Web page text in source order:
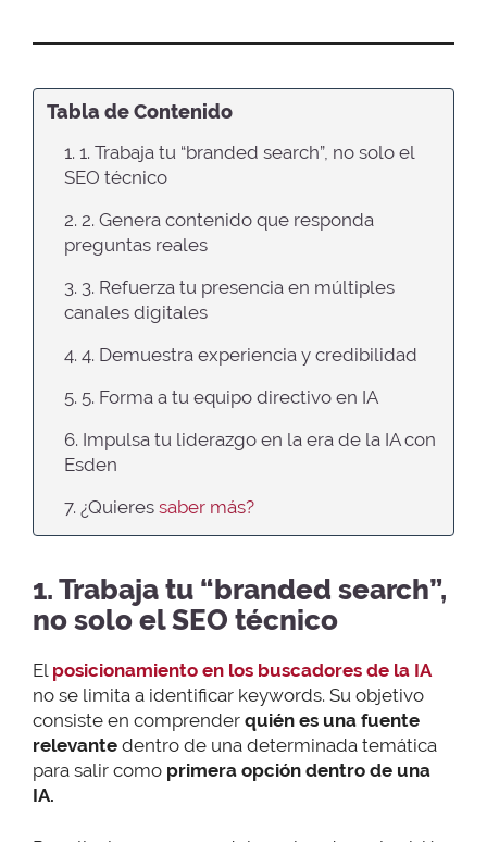
Tabla de Contenido
1. 1. Trabaja tu “branded search”, no solo el
SEO técnico
2. 2. Genera contenido que responda
preguntas reales
3. 3. Refuerza tu presencia en múltiples
canales digitales
4. 4. Demuestra experiencia y credibilidad
5. 5. Forma a tu equipo directivo en IA
6. Impulsa tu liderazgo en la era de la IA con
Esden
7. ¿Quieres saber más?
1. Trabaja tu “branded search”,
no solo el SEO técnico
El posicionamiento en los buscadores de la IA
no se limita a identificar keywords. Su objetivo
consiste en comprender quién es una fuente
relevante dentro de una determinada temática
para salir como primera opción dentro de una
IA.